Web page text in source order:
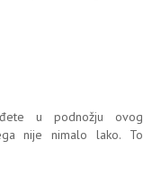
u podnožju ovog
nije nimalo lako. To